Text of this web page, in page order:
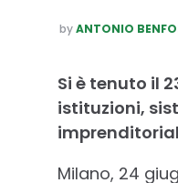
POSTED
BY
by ANTONIO
Si è tenuto il
istituzioni,
Milano, 24